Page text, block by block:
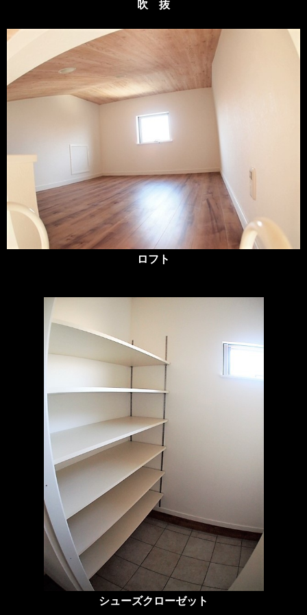
吹 抜
ロフト
シューズクローゼット